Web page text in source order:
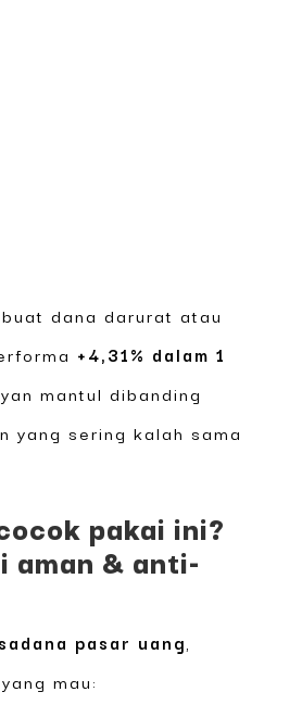
dana darurat atau
+4,31% dalam 1
mantul dibanding
yang sering kalah sama
pakai ini?
aman & anti-
pasar uang
mau: